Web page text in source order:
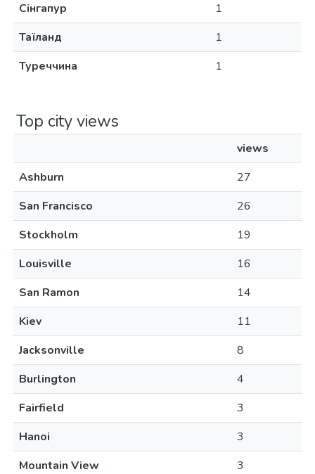
Сінгапур
1
Таїланд
1
Туреччина
1
Top city views
views
Ashburn
27
San Francisco
26
Stockholm
19
Louisville
16
San Ramon
14
Kiev
11
Jacksonville
8
Burlington
4
Fairfield
3
Hanoi
3
Mountain View
3